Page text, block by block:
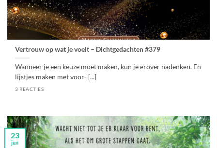
Vertrouw op wat je voelt – Dichtgedachten #379
Wanneer je een keuze moet maken, kun je erover nadenken. En
lijstjes maken met voor- [...]
3 REACTIES
23
jun